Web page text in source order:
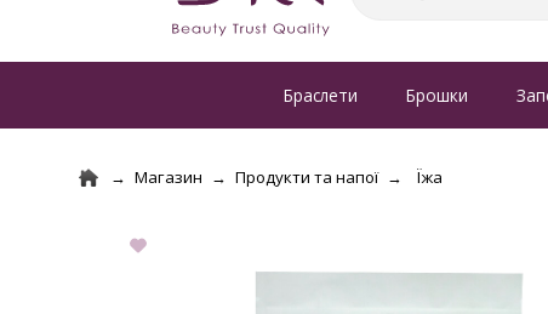
Браслети Брошки
Магазин Продукти та напої Їжа